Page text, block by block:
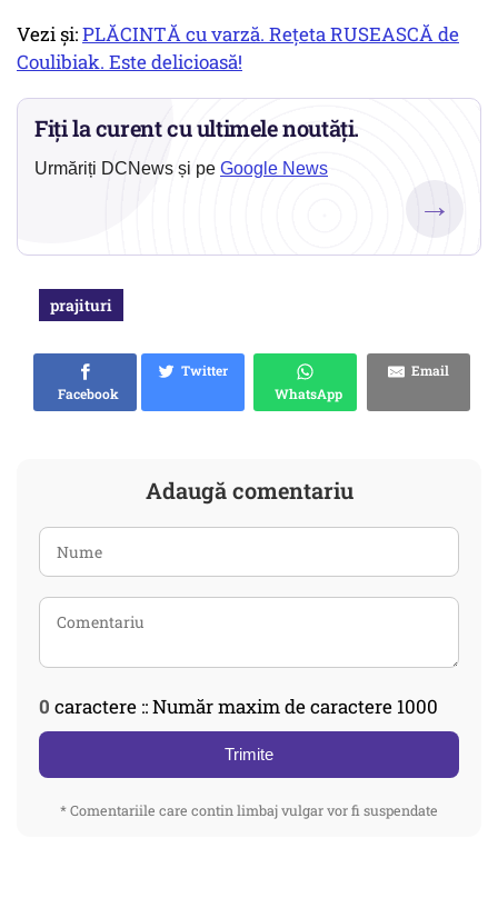
Vezi și:PLĂCINTĂ cu varză. Rețeta RUSEASCĂ de
Coulibiak. Este delicioasă!
Fiți la curent cu ultimele noutăți.
Urmăriți DCNews și pe Google News
→
prajituri
Facebook
Twitter
WhatsApp
Email
Adaugă comentariu
0 caractere :: Număr maxim de caractere 1000
Trimite
* Comentariile care contin limbaj vulgar vor fi suspendate